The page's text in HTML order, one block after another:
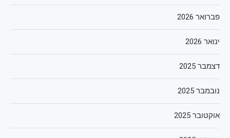
פברואר 2026
ינואר 2026
דצמבר 2025
נובמבר 2025
אוקטובר 2025